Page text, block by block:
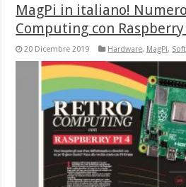
MagPi in italiano!
Computing con
20 Dicembre 2019 Hardware, MagPi,